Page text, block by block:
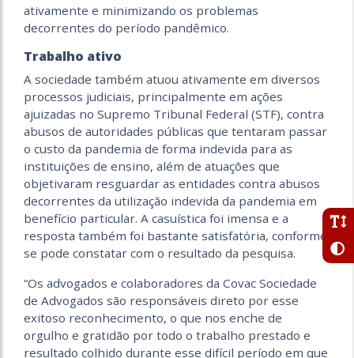
ativamente e minimizando os problemas
decorrentes do período pandêmico.
Trabalho ativo
A sociedade também atuou ativamente em diversos
processos judiciais, principalmente em ações
ajuizadas no Supremo Tribunal Federal (STF), contra
abusos de autoridades públicas que tentaram passar
o custo da pandemia de forma indevida para as
instituições de ensino, além de atuações que
objetivaram resguardar as entidades contra abusos
decorrentes da utilização indevida da pandemia em
benefício particular. A casuística foi imensa e a
resposta também foi bastante satisfatória, conforme
se pode constatar com o resultado da pesquisa.
“Os advogados e colaboradores da Covac Sociedade
de Advogados são responsáveis direto por esse
exitoso reconhecimento, o que nos enche de
orgulho e gratidão por todo o trabalho prestado e
resultado colhido durante esse difícil período em que